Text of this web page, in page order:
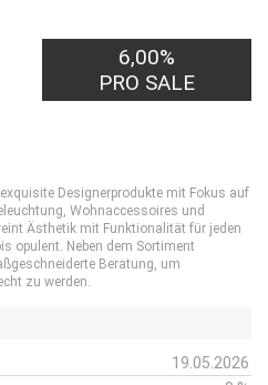
6,00%
PRO SALE
Designerprodukte mit Fokus auf
Wohnaccessoires und
Ästhetik mit Funktionalität für jeden
opulent. Neben dem Sortiment
Beratung, um
zu werden.
19.05.2026